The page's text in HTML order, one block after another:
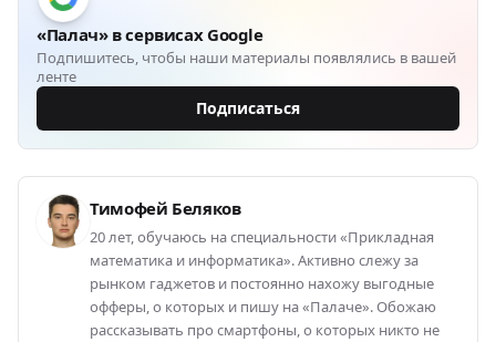
«Палач» в сервисах Google
Подпишитесь, чтобы наши материалы появлялись в вашей
ленте
Подписаться
Тимофей Беляков
20 лет, обучаюсь на специальности «Прикладная
математика и информатика». Активно слежу за
рынком гаджетов и постоянно нахожу выгодные
офферы, о которых и пишу на «Палаче». Обожаю
рассказывать про смартфоны, о которых никто не